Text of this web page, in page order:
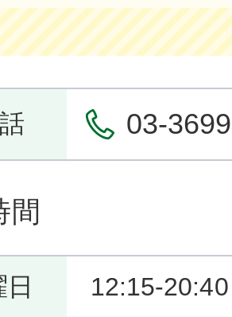
03-
間
12:15-20:40